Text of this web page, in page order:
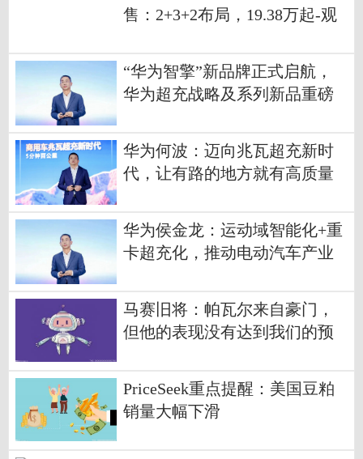
售：2+3+2布局，19.38万起-观
“华为智擎”新品牌正式启航，
华为超充战略及系列新品重磅
华为何波：迈向兆瓦超充新时
代，让有路的地方就有高质量
华为侯金龙：运动域智能化+重
卡超充化，推动电动汽车产业
马赛旧将：帕瓦尔来自豪门，
但他的表现没有达到我们的预
PriceSeek重点提醒：美国豆粕
销量大幅下滑